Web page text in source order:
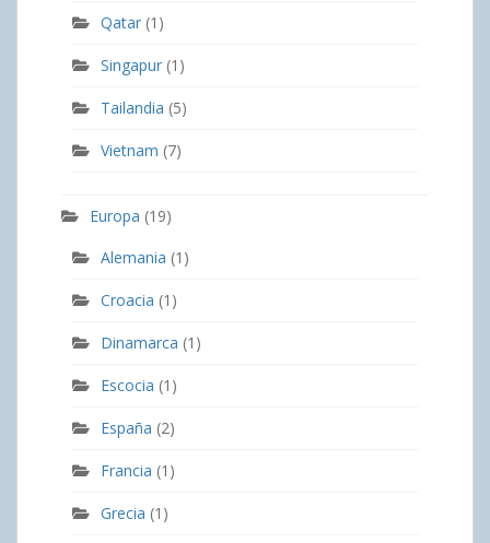
Qatar (1)
Singapur (1)
Tailandia (5)
Vietnam (7)
Europa (19)
Alemania (1)
Croacia (1)
Dinamarca (1)
Escocia (1)
España (2)
Francia (1)
Grecia (1)